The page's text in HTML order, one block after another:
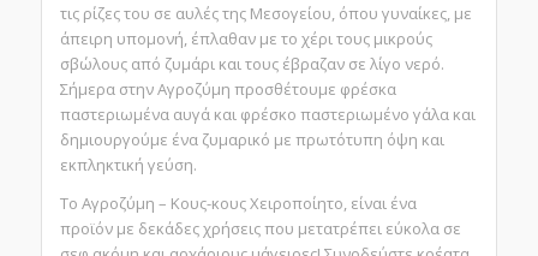
τις ρίζες του σε αυλές της Μεσογείου, όπου γυναίκες, με
άπειρη υπομονή, έπλαθαν με το χέρι τους μικρούς
σβώλους από ζυμάρι και τους έβραζαν σε λίγο νερό.
Σήμερα στην Αγροζύμη προσθέτουμε φρέσκα
παστεριωμένα αυγά και φρέσκο παστεριωμένο γάλα και
δημιουργούμε ένα ζυμαρικό με πρωτότυπη όψη και
εκπληκτική γεύση.
Το Αγροζύμη – Κους-κους Χειροποίητο, είναι ένα
προϊόν με δεκάδες χρήσεις που μετατρέπει εύκολα σε